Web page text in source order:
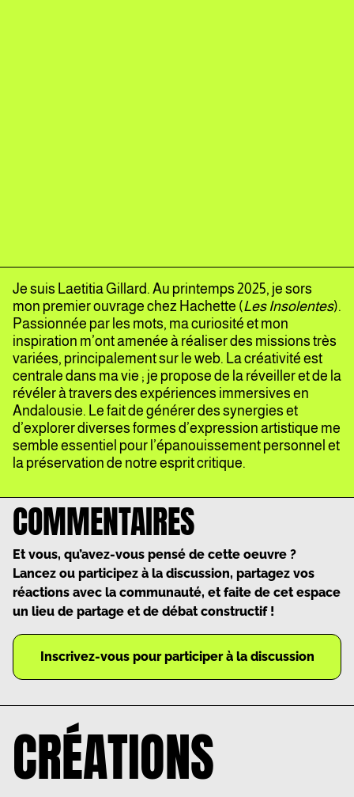
Je suis Laetitia Gillard. Au printemps 2025, je sors
mon premier ouvrage chez Hachette (Les Insolentes).
Passionnée par les mots, ma curiosité et mon
inspiration m’ont amenée à réaliser des missions très
variées, principalement sur le web. La créativité est
centrale dans ma vie ; je propose de la réveiller et de la
révéler à travers des expériences immersives en
Andalousie. Le fait de générer des synergies et
d’explorer diverses formes d’expression artistique me
semble essentiel pour l’épanouissement personnel et
la préservation de notre esprit critique.
COMMENTAIRES
Et vous, qu’avez-vous pensé de cette oeuvre ?
Lancez ou participez à la discussion, partagez vos
réactions avec la communauté, et faite de cet espace
un lieu de partage et de débat constructif !
Inscrivez-vous pour participer à la discussion
CRÉATIONS